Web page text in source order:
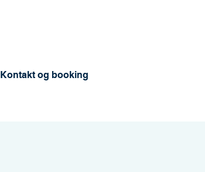
Kontakt og booking